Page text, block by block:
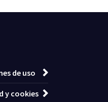
de uso
y cookies